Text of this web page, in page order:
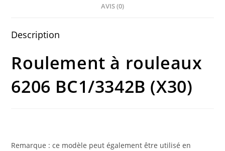
AVIS (0)
Description
Roulement à rouleaux
6206 BC1/3342B (X30)
Remarque : ce modèle peut également être utilisé en